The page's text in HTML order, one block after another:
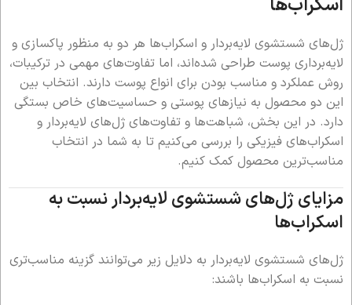
اسکراب‌ها
ژل‌های شستشوی لایه‌بردار و اسکراب‌ها هر دو به منظور پاکسازی و
لایه‌برداری پوست طراحی شده‌اند، اما تفاوت‌های مهمی در ترکیبات،
روش عملکرد و مناسب بودن برای انواع پوست دارند. انتخاب بین
این دو محصول به نیازهای پوستی و حساسیت‌های خاص بستگی
دارد. در این بخش، شباهت‌ها و تفاوت‌های ژل‌های لایه‌بردار و
اسکراب‌های فیزیکی را بررسی می‌کنیم تا به شما در انتخاب
مناسب‌ترین محصول کمک کنیم.
مزایای ژل‌های شستشوی لایه‌بردار نسبت به
اسکراب‌ها
ژل‌های شستشوی لایه‌بردار به دلایل زیر می‌توانند گزینه مناسب‌تری
نسبت به اسکراب‌ها باشند: